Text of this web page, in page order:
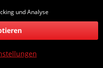
zu werden, die ihr
oder sie in ähnlicher
die Entscheidung (1) nicht
erforderlich
und Analyse